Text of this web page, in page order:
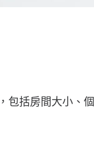
括房間大小、